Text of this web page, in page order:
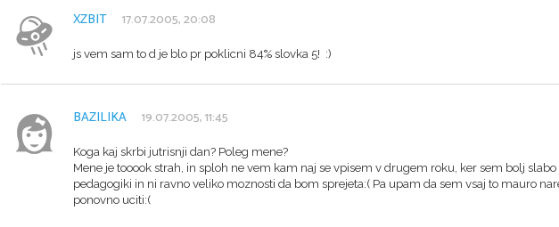
XZBIT 17.07.2005, 20:08
js vem sam to d je blo pr poklicni 84% slovka 5! :)
BAZILIKA 19.07.2005, 11:45
Koga kaj skrbi jutrisnji dan? Poleg mene?
Mene je tooook strah, in sploh ne vem kam naj se vpisem v drugem roku, ker sem bolj
pedagogiki in ni ravno veliko moznosti da bom sprejeta:( Pa upam da sem vsaj to mauro
ponovno uciti:(